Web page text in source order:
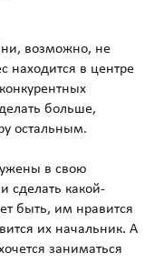
возможно, не
находится в центре
больше,
остальным.
в свою
сделать какой-
быть, им нравится
их начальник. А
заниматься